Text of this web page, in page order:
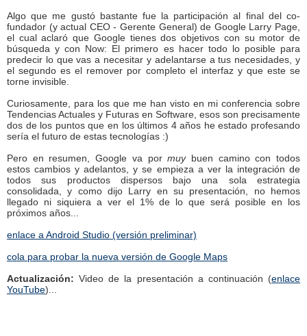
Algo que me gustó bastante fue la participación al final del co-
fundador (y actual CEO - Gerente General) de Google Larry Page,
el cual aclaró que Google tienes dos objetivos con su motor de
búsqueda y con Now: El primero es hacer todo lo posible para
predecir lo que vas a necesitar y adelantarse a tus necesidades, y
el segundo es el remover por completo el interfaz y que este se
torne invisible.
Curiosamente, para los que me han visto en mi conferencia sobre
Tendencias Actuales y Futuras en Software, esos son precisamente
dos de los puntos que en los últimos 4 años he estado profesando
sería el futuro de estas tecnologías :)
Pero en resumen, Google va pormuybuen camino con todos
estos cambios y adelantos, y se empieza a ver la integración de
todos sus productos dispersos bajo una sola estrategia
consolidada, y como dijo Larry en su presentación, no hemos
llegado ni siquiera a ver el 1% de lo que será posible en los
próximos años...
enlace a Android Studio (versión preliminar)
cola para probar la nueva versión de Google Maps
Actualización: Video de la presentación a continuación (enlace
YouTube)...